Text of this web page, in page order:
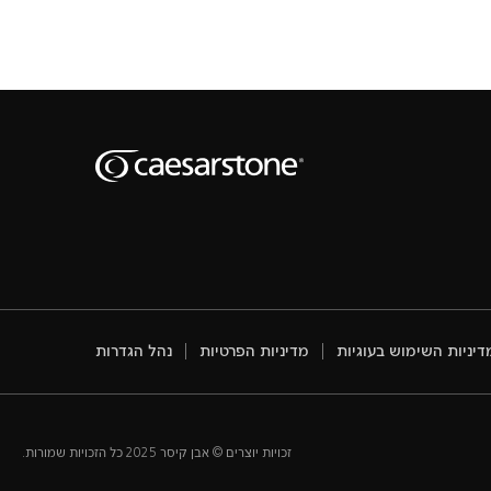
השימוש בעוגיות מדיניות הפרטיות נהל הגדרות
זכויות יוצרים © אבן קיסר 2025 כל הזכויות שמורות.